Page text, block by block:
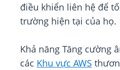
điều khiển liên hệ để
trường hiện tại của họ.
Khả năng Tăng cường
các Khu vực AWS